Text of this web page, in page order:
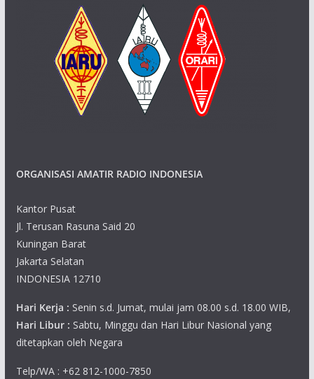
ORGANISASI AMATIR RADIO INDONESIA
Kantor Pusat
Jl. Terusan Rasuna Said 20
Kuningan Barat
Jakarta Selatan
INDONESIA 12710
Hari Kerja : Senin s.d. Jumat, mulai jam 08.00 s.d. 18.00 WIB,
Hari Libur : Sabtu, Minggu dan Hari Libur Nasional yang
ditetapkan oleh Negara
Telp/WA : +62 812-1000-7850